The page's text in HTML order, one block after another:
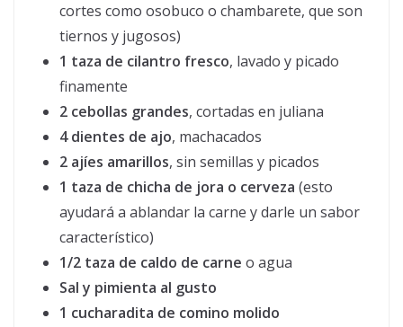
cortes como osobuco o chambarete, que son
tiernos y jugosos)
1 taza de cilantro fresco, lavado y picado
finamente
2 cebollas grandes, cortadas en juliana
4 dientes de ajo, machacados
2 ajíes amarillos, sin semillas y picados
1 taza de chicha de jora o cerveza (esto
ayudará a ablandar la carne y darle un sabor
característico)
1/2 taza de caldo de carne o agua
Sal y pimienta al gusto
1 cucharadita de comino molido